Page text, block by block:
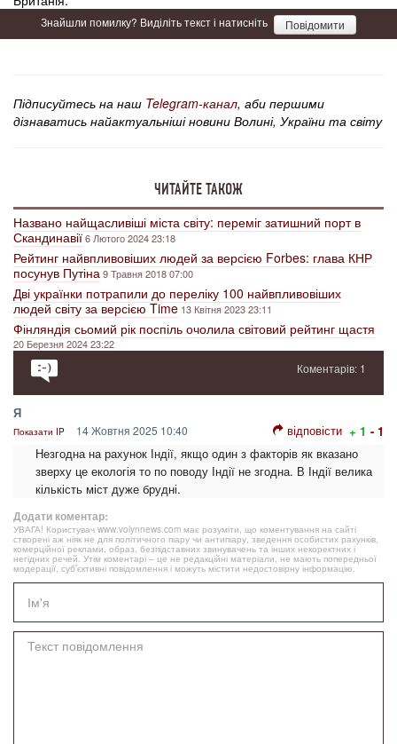
Знайшли помилку? Виділіть текст і натисніть Повідомити
Підписуйтесь на наш Telegram-канал, аби першими
дізнаватись найактуальніші новини Волині, України та світу
ЧИТАЙТЕ ТАКОЖ
Названо найщасливіші міста світу: переміг затишний порт в
Скандинавії6 Лютого 2024 23:18
Рейтинг найвпливовіших людей за версією Forbes: глава КНР
посунув Путіна9 Травня 2018 07:00
Дві українки потрапили до переліку 100 найвпливовіших
людей світу за версією Time 13 Квітня 2023 23:11
Фінляндія сьомий рік поспіль очолила світовий рейтинг щастя
20 Березня 2024 23:22
Коментарів: 1
Я
Показати IP 14 Жовтня 2025 10:40 відповісти + 1 - 1
Незгодна на рахунок Індії, якщо один з факторів як вказано
зверху це екологія то по поводу Індії не згодна. В Індії велика
кількість міст дуже брудні.
Додати коментар:
УВАГА! Користувач www.volynnews.com має розуміти, що коментування на сайті
створені аж ніяк не для політичного піару чи антипіару, зведення особистих рахунків,
комерційної реклами, образ, безпідставних звинувачень та інших некоректних і
негідних речей. Утім коментарі – це не редакційні матеріали, не мають попередньої
модерації, суб’єктивні повідомлення і можуть містити недостовірну інформацію.